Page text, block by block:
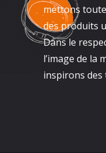
mettons
des produits
Dans le
l’image de la
inspirons des